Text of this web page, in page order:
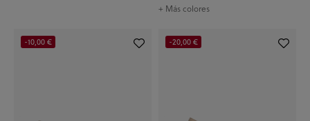
+ Más colores
-10,00 € -20,00 €